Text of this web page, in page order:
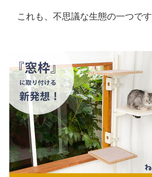
これも、不思議な生態の一つです